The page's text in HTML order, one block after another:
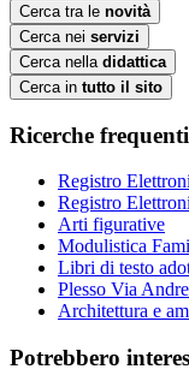
Cerca tra le novità
Cerca nei servizi
Cerca nella didattica
Cerca in tutto il sito
Ricerche frequenti
Registro
Registro
Arti figurative
Modulistica
Libri di testo
Plesso Via
Architettura e
Potrebbero